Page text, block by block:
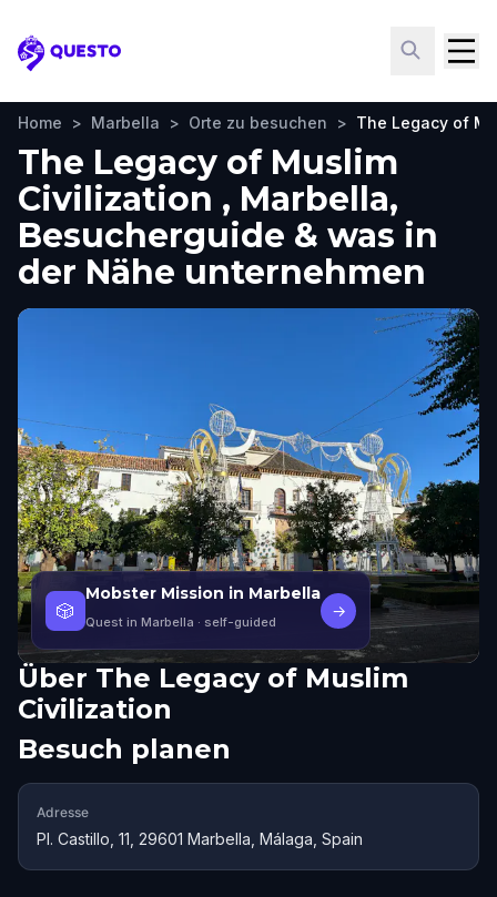
Questo
Home > Marbella > Orte zu besuchen > The Legacy of
The Legacy of Muslim
Civilization , Marbella,
Besucherguide & was in
der Nähe unternehmen
🎲
Mobster Mission in Marbella
Quest in Marbella · self-guided
→
Über The Legacy of Muslim
Civilization
Besuch planen
Adresse
Pl. Castillo, 11, 29601 Marbella, Málaga, Spain